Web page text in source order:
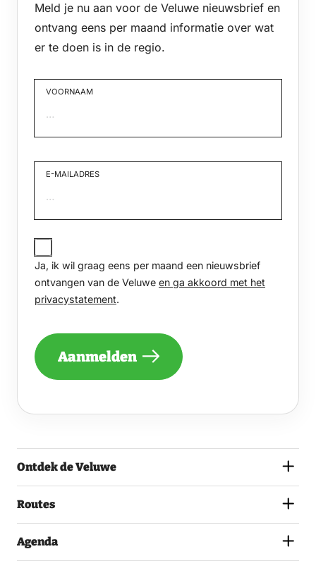
Meld je nu aan voor de Veluwe nieuwsbrief en
ontvang eens per maand informatie over wat
er te doen is in de regio.
VOORNAAM
E-MAILADRES
JA,
IK
WIL
GRAAG
PER
EEN
ONTVANGEN
EN
HET
Ja, ik wil graag eens per maand een nieuwsbrief
ontvangen van de Veluwe en ga akkoord met het
privacystatement.
Aanmelden
Ontdek de Veluwe
Routes
Agenda